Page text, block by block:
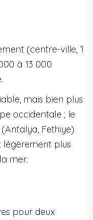
(centre-ville, 1
à 13 000
mais bien plus
occidentale ; le
Fethiye)
légèrement plus
mer.
pour deux